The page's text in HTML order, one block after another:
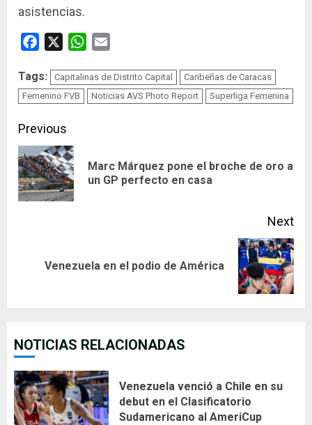
asistencias.
Facebook WhatsApp
Tags: Capitalinas de Distrito Capital
Caribeñas de Caracas
Femenino FVB
Noticias AVS Photo Report Superliga Femenina
Continue
Reading
Previous
Marc Márquez pone el broche de oro a
un GP perfecto en casa
Next
Venezuela en el podio de América
NOTICIAS RELACIONADAS
Venezuela venció a Chile en su
debut en el Clasificatorio
Sudamericano al AmeriCup